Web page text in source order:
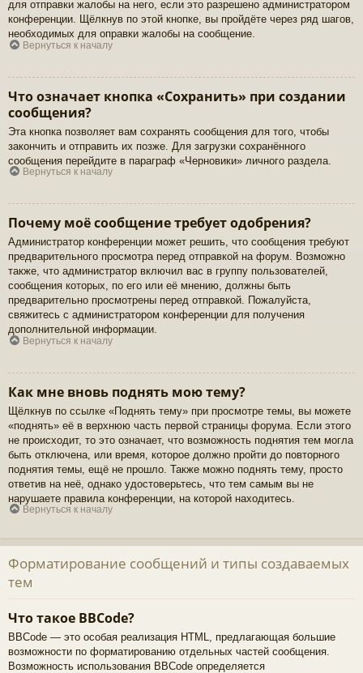
для отправки жалобы на него, если это разрешено администратором
конференции. Щёлкнув по этой кнопке, вы пройдёте через ряд шагов,
необходимых для оправки жалобы на сообщение.
Вернуться к началу
Что означает кнопка «Сохранить» при создании
сообщения?
Эта кнопка позволяет вам сохранять сообщения для того, чтобы
закончить и отправить их позже. Для загрузки сохранённого
сообщения перейдите в параграф «Черновики» личного раздела.
Вернуться к началу
Почему моё сообщение требует одобрения?
Администратор конференции может решить, что сообщения требуют
предварительного просмотра перед отправкой на форум. Возможно
также, что администратор включил вас в группу пользователей,
сообщения которых, по его или её мнению, должны быть
предварительно просмотрены перед отправкой. Пожалуйста,
свяжитесь с администратором конференции для получения
дополнительной информации.
Вернуться к началу
Как мне вновь поднять мою тему?
Щёлкнув по ссылке «Поднять тему» при просмотре темы, вы можете
«поднять» её в верхнюю часть первой страницы форума. Если этого
не происходит, то это означает, что возможность поднятия тем могла
быть отключена, или время, которое должно пройти до повторного
поднятия темы, ещё не прошло. Также можно поднять тему, просто
ответив на неё, однако удостоверьтесь, что тем самым вы не
нарушаете правила конференции, на которой находитесь.
Вернуться к началу
Форматирование сообщений и типы создаваемых
тем
Что такое BBCode?
BBCode — это особая реализация HTML, предлагающая большие
возможности по форматированию отдельных частей сообщения.
Возможность использования BBCode определяется